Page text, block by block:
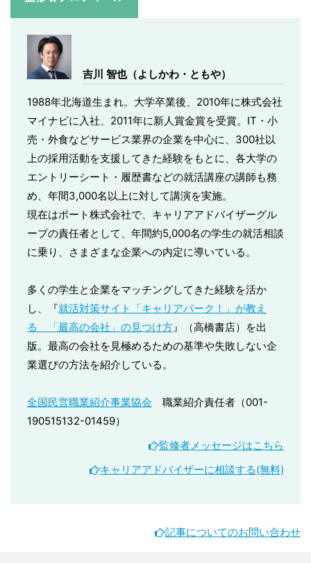
吉川 智也（よしかわ・ともや）
1988年北海道生まれ。大学卒業後、2010年に株式会社
マイナビに入社、2011年に新人賞金賞を受賞。IT・小
売・外食などサービス業界の企業を中心に、300社以
上の採用活動を支援してきた経験をもとに、各大学の
エントリーシート・履歴書などの就活講座の講師も務
め、年間3,000名以上に対して講演を実施。
現在はポート株式会社で、キャリアアドバイザーグル
ープの責任者として、年間約5,000名の学生の就活相談
に乗り、さまざまな企業への内定に導いている。
多くの学生と企業をマッチングしてきた経験を活か
し、『就活対策サイト「キャリアパーク！」が教え
る 「最高の会社」の見つけ方』（高橋書店）を出
版。最高の会社を見極めるための基準や失敗しない企
業選びの方法を紹介している。
全国民営職業紹介事業協会 職業紹介責任者（001-
190515132-01459）
監修者メッセージはこちら
キャリアアドバイザーに相談する(無料)
記事についてのお問い合わせ